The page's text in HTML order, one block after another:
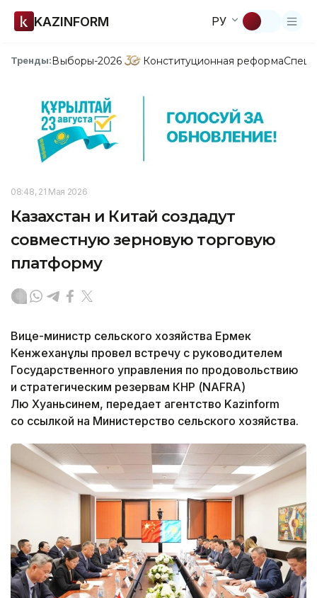
KAZINFORM РУ
Тренды:Выборы-2026 Конституционная реформа
08:48, 21 Мая 2026
Казахстан и Китай создадут
совместную зерновую торговую
платформу
Вице-министр сельского хозяйства Ермек
Кенжеханұлы провел встречу с руководителем
Государственного управления по продовольствию
и стратегическим резервам КНР (NAFRA)
Лю Хуаньсинем, передает агентство Kazinform
со ссылкой на Министерство сельского хозяйства.